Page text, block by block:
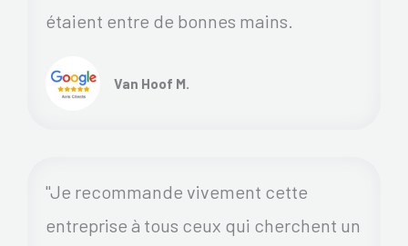
étaient entre de bonnes mains.
Van Hoof M.
"Je recommande vivement cette
entreprise à tous ceux qui cherchent un